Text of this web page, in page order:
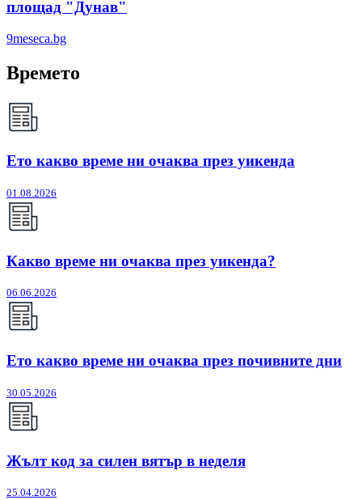
площад "Дунав"
9meseca.bg
Времето
Ето какво време ни очаква през уикенда
01.08.2026
Какво време ни очаква през уикенда?
06.06.2026
Ето какво време ни очаква през почивните дни
30.05.2026
Жълт код за силен вятър в неделя
25.04.2026